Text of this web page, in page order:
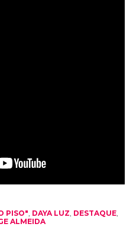
PISO", DAYA LUZ, DESTAQUE,
ALMEIDA